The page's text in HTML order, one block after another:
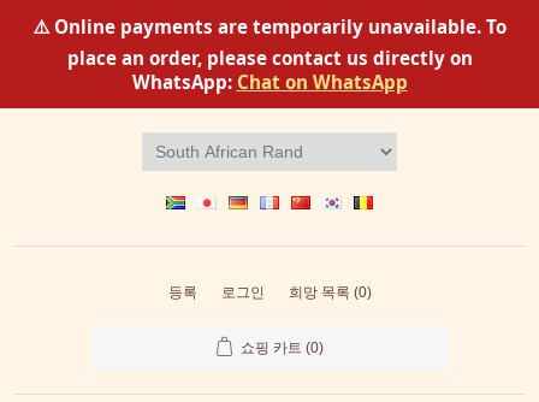
⚠️ Online payments are temporarily unavailable. To
place an order, please contact us directly on
WhatsApp: Chat on WhatsApp
등록 로그인 희망 목록 (0)
쇼핑 카트 (0)